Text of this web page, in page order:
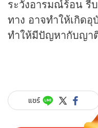
ระวังอารมณ์ร้อน รี
ทาง อาจทำให้เกิด
ทำให้มีปัญหากับญา
แชร์